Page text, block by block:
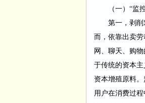
（一） “监
第一，剥
而，依靠出卖
网、聊天、购
于传统的资本
资本增殖原料
用户在消费过